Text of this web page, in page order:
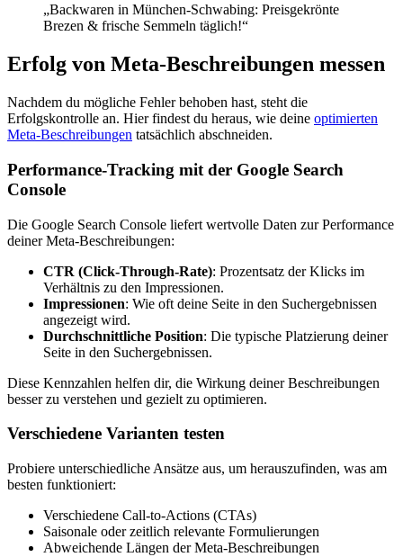
„Backwaren in München-Schwabing: Preisgekrönte
Brezen & frische Semmeln täglich!“
Erfolg von Meta-Beschreibungen messen
Nachdem du mögliche Fehler behoben hast, steht die
Erfolgskontrolle an. Hier findest du heraus, wie deine optimierten
Meta-Beschreibungen tatsächlich abschneiden.
Performance-Tracking mit der Google Search
Console
Die Google Search Console liefert wertvolle Daten zur Performance
deiner Meta-Beschreibungen:
CTR (Click-Through-Rate): Prozentsatz der Klicks im
Verhältnis zu den Impressionen.
Impressionen: Wie oft deine Seite in den Suchergebnissen
angezeigt wird.
Durchschnittliche Position: Die typische Platzierung deiner
Seite in den Suchergebnissen.
Diese Kennzahlen helfen dir, die Wirkung deiner Beschreibungen
besser zu verstehen und gezielt zu optimieren.
Verschiedene Varianten testen
Probiere unterschiedliche Ansätze aus, um herauszufinden, was am
besten funktioniert:
Verschiedene Call-to-Actions (CTAs)
Saisonale oder zeitlich relevante Formulierungen
Abweichende Längen der Meta-Beschreibungen